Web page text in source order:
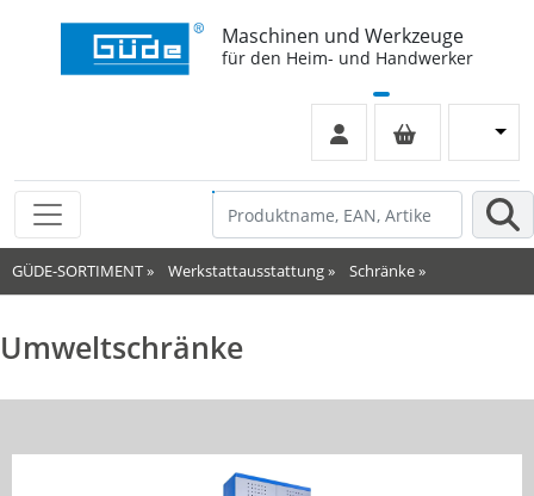
Maschinen und Werkzeuge
für den Heim- und Handwerker
GÜDE-SORTIMENT» Werkstattausstattung» Schränke»
Umweltschränke